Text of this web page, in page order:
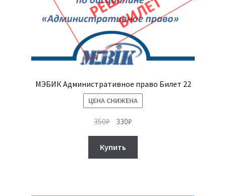
МЭБИК Административное право Билет 22
ЦЕНА СНИЖЕНА
350₽ Первоначальная
цена
составляла
350₽.
330₽
цена:
Купить